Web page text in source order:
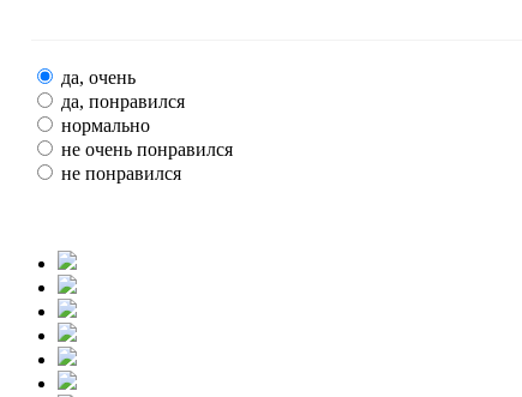
да, очень
да, понравился
нормально
не очень понравился
не понравился